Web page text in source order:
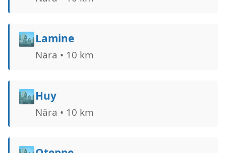
🏙️Lamine
Nära • 10 km
🏙️Huy
Nära • 10 km